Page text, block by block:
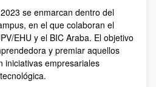
se enmarcan dentro del
en el que colaboran el
EHU y el BIC Araba. El objetivo
y premiar aquellos
iniciativas empresariales